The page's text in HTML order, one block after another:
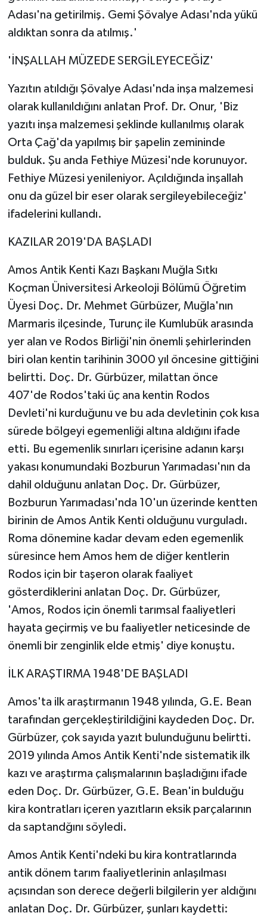
Adası'na getirilmiş. Gemi Şövalye Adası'nda yükü
aldıktan sonra da atılmış.'
'İNŞALLAH MÜZEDE SERGİLEYECEĞİZ'
Yazıtın atıldığı Şövalye Adası'nda inşa malzemesi
olarak kullanıldığını anlatan Prof. Dr. Onur, 'Biz
yazıtı inşa malzemesi şeklinde kullanılmış olarak
Orta Çağ'da yapılmış bir şapelin zemininde
bulduk. Şu anda Fethiye Müzesi'nde korunuyor.
Fethiye Müzesi yenileniyor. Açıldığında inşallah
onu da güzel bir eser olarak sergileyebileceğiz'
ifadelerini kullandı.
KAZILAR 2019'DA BAŞLADI
Amos Antik Kenti Kazı Başkanı Muğla Sıtkı
Koçman Üniversitesi Arkeoloji Bölümü Öğretim
Üyesi Doç. Dr. Mehmet Gürbüzer, Muğla'nın
Marmaris ilçesinde, Turunç ile Kumlubük arasında
yer alan ve Rodos Birliği'nin önemli şehirlerinden
biri olan kentin tarihinin 3000 yıl öncesine gittiğini
belirtti. Doç. Dr. Gürbüzer, milattan önce
407'de Rodos'taki üç ana kentin Rodos
Devleti'ni kurduğunu ve bu ada devletinin çok kısa
sürede bölgeyi egemenliği altına aldığını ifade
etti. Bu egemenlik sınırları içerisine adanın karşı
yakası konumundaki Bozburun Yarımadası'nın da
dahil olduğunu anlatan Doç. Dr. Gürbüzer,
Bozburun Yarımadası'nda 10'un üzerinde kentten
birinin de Amos Antik Kenti olduğunu vurguladı.
Roma dönemine kadar devam eden egemenlik
süresince hem Amos hem de diğer kentlerin
Rodos için bir taşeron olarak faaliyet
gösterdiklerini anlatan Doç. Dr. Gürbüzer,
'Amos, Rodos için önemli tarımsal faaliyetleri
hayata geçirmiş ve bu faaliyetler neticesinde de
önemli bir zenginlik elde etmiş' diye konuştu.
İLK ARAŞTIRMA 1948'DE BAŞLADI
Amos'ta ilk araştırmanın 1948 yılında, G.E. Bean
tarafından gerçekleştirildiğini kaydeden Doç. Dr.
Gürbüzer, çok sayıda yazıt bulunduğunu belirtti.
2019 yılında Amos Antik Kenti'nde sistematik ilk
kazı ve araştırma çalışmalarının başladığını ifade
eden Doç. Dr. Gürbüzer, G.E. Bean'in bulduğu
kira kontratları içeren yazıtların eksik parçalarının
da saptandğını söyledi.
Amos Antik Kenti'ndeki bu kira kontratlarında
antik dönem tarım faaliyetlerinin anlaşılması
açısından son derece değerli bilgilerin yer aldığını
anlatan Doç. Dr. Gürbüzer, şunları kaydetti: